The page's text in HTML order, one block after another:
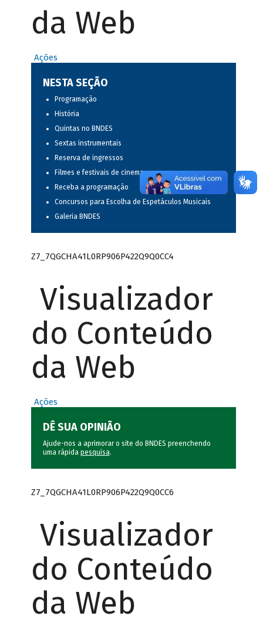
da Web
Ações
NESTA SEÇÃO
Programação
História
Quintas no BNDES
Sextas instrumentais
Reserva de ingressos
Filmes e festivais de cinema
Receba a programação
Concursos para Escolha de Espetáculos Musicais
Galeria BNDES
Z7_7QGCHA41L0RP906P422Q9Q0CC4
Visualizador
do Conteúdo
da Web
Ações
DÊ SUA OPINIÃO
Ajude-nos a aprimorar o site do BNDES preenchendo
uma rápida pesquisa.
Z7_7QGCHA41L0RP906P422Q9Q0CC6
Visualizador
do Conteúdo
da Web